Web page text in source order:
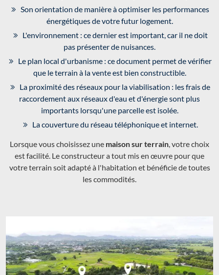
Son orientation de manière à optimiser les performances
énergétiques de votre futur logement.
L'environnement : ce dernier est important, car il ne doit
pas présenter de nuisances.
Le plan local d'urbanisme : ce document permet de vérifier
que le terrain à la vente est bien constructible.
La proximité des réseaux pour la viabilisation : les frais de
raccordement aux réseaux d'eau et d'énergie sont plus
importants lorsqu'une parcelle est isolée.
La couverture du réseau téléphonique et internet.
Lorsque vous choisissez une maison sur terrain , votre choix
est facilité. Le constructeur a tout mis en œuvre pour que
votre terrain soit adapté à l'habitation et bénéficie de toutes
les commodités.